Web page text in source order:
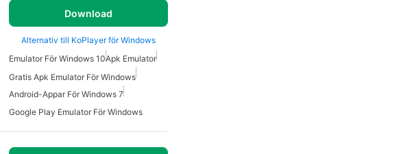
Download
Alternativ till KoPlayer för Windows
Emulator För Windows 10Apk Emulator
Gratis Apk Emulator För Windows
Android-Appar För Windows 7
Google Play Emulator För Windows